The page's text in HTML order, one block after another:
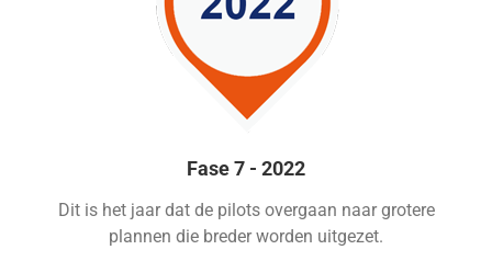
Fase 7 - 2022
Dit is het jaar dat de pilots overgaan naar grotere
plannen die breder worden uitgezet.